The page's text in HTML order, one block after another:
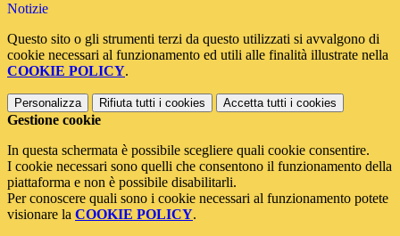
Notizie
Questo sito o gli strumenti terzi da questo utilizzati si avvalgono di
cookie necessari al funzionamento ed utili alle finalità illustrate nella
COOKIE POLICY.
Personalizza Rifiuta tutti i cookies Accetta tutti i cookies
Gestione cookie
In questa schermata è possibile scegliere quali cookie consentire.
I cookie necessari sono quelli che consentono il funzionamento della
piattaforma e non è possibile disabilitarli.
Per conoscere quali sono i cookie necessari al funzionamento potete
visionare la COOKIE POLICY.